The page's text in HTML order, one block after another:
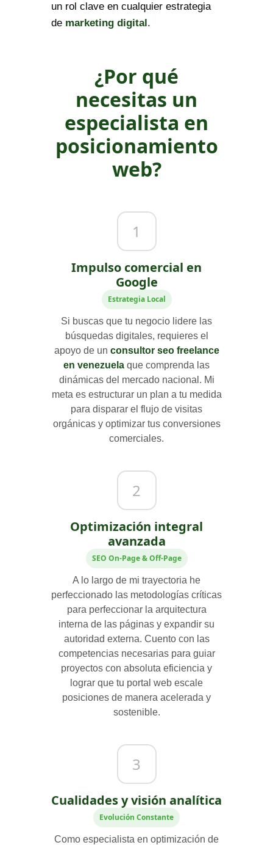
un rol clave en cualquier estrategia
de marketing digital .
¿Por qué
necesitas un
especialista en
posicionamiento
web?
1
Impulso comercial en
Google
Estrategia Local
Si buscas que tu negocio lidere las
búsquedas digitales, requieres el
apoyo de un consultor seo freelance
en venezuela que comprenda las
dinámicas del mercado nacional. Mi
meta es estructurar un plan a tu medida
para disparar el flujo de visitas
orgánicas y optimizar tus conversiones
comerciales.
2
Optimización integral
avanzada
SEO On-Page & Off-Page
A lo largo de mi trayectoria he
perfeccionado las metodologías críticas
para perfeccionar la arquitectura
interna de las páginas y expandir su
autoridad externa. Cuento con las
competencias necesarias para guiar
proyectos con absoluta eficiencia y
lograr que tu portal web escale
posiciones de manera acelerada y
sostenible.
3
Cualidades y visión analítica
Evolución Constante
Como especialista en optimización de